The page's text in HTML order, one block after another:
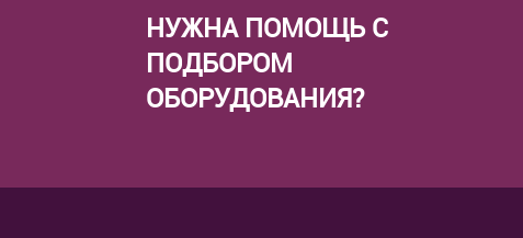
НУЖНА ПОМОЩЬ С
ПОДБОРОМ
ОБОРУДОВАНИЯ?